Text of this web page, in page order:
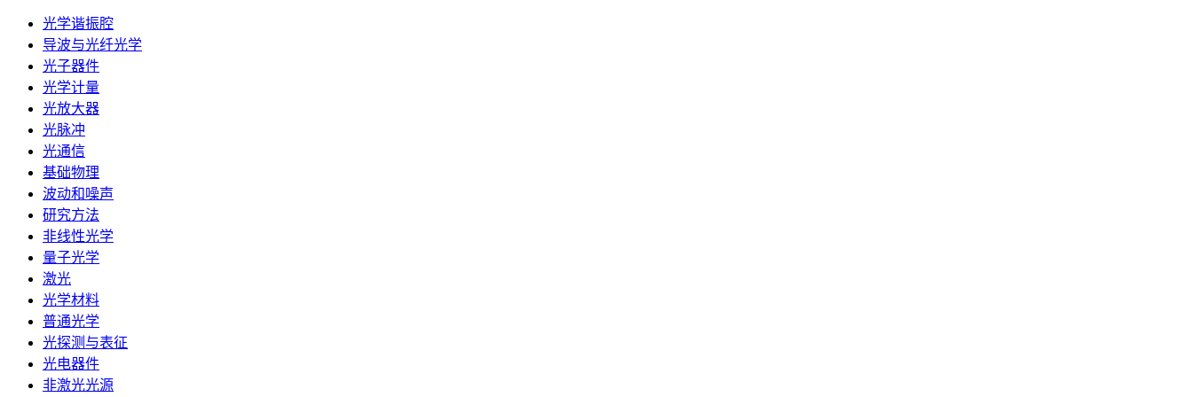
光学谐振腔
导波与光纤光学
光子器件
光学计量
光放大器
光脉冲
光通信
基础物理
波动和噪声
研究方法
非线性光学
量子光学
激光
光学材料
普通光学
光探测与表征
光电器件
非激光光源